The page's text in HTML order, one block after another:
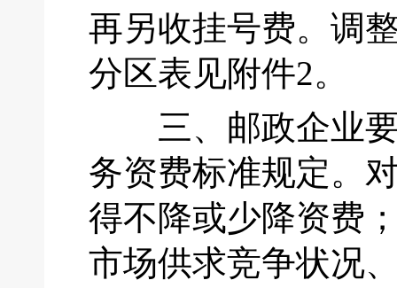
再另收挂号费。调
分区表见附件2。
三、邮政企业要
务资费标准规定。
得不降或少降资费
市场供求竞争状况